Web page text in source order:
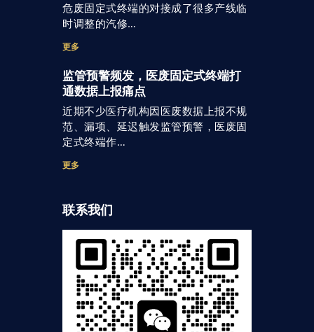
危废固定式终端的对接成了很多产线临
时调整的汽修…
更多
监管预警频发，医废固定式终端打
通数据上报痛点
近期不少医疗机构因医废数据上报不规
范、漏项、延迟触发监管预警，医废固
定式终端作…
更多
联系我们